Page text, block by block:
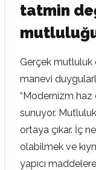
tatmin
Gerçek
manevi
“Modernizm haz
sunuyor.
ortaya çıkar. İç
olabilmek ve
yapıcı